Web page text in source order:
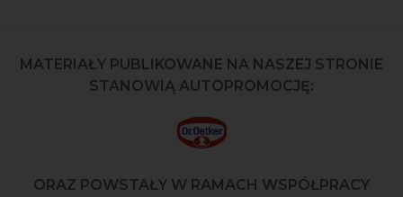
MATERIAŁY PUBLIKOWANE NA NASZEJ STRONIE
STANOWIĄ AUTOPROMOCJĘ:
ORAZ POWSTAŁY W RAMACH WSPÓŁPRACY